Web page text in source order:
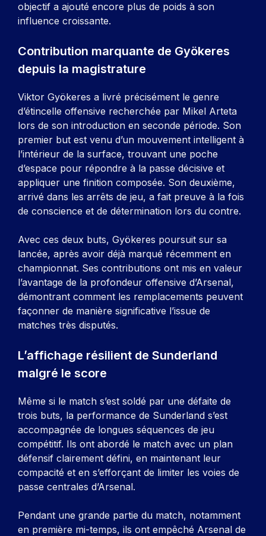
objectif a ajouté encore plus de poids à son
influence croissante.
Contribution marquante de Gyökeres
depuis la magistrature
Viktor Gyökeres a livré précisément le genre
d’étincelle offensive recherchée par Mikel Arteta
lors de son introduction en seconde période. Son
premier but est venu d’un mouvement intelligent à
l’intérieur de la surface, trouvant une poche
d’espace pour répondre à la passe décisive et
appliquer une finition composée. Son deuxième,
arrivé dans les arrêts de jeu, a fait preuve à la fois
de conscience et de détermination lors du contre.
Avec ces deux buts, Gyökeres poursuit sur sa
lancée, après avoir déjà marqué récemment en
championnat. Ses contributions ont mis en valeur
l’avantage de la profondeur offensive d’Arsenal,
démontrant comment les remplacements peuvent
façonner de manière significative l’issue de
matches très disputés.
L’affichage résilient de Sunderland
malgré le score
Même si le match s’est soldé par une défaite de
trois buts, la performance de Sunderland s’est
accompagnée de longues séquences de jeu
compétitif. Ils ont abordé le match avec un plan
défensif clairement défini, en maintenant leur
compacité et en s’efforçant de limiter les voies de
passe centrales d’Arsenal.
Pendant une grande partie du match, notamment
en première mi-temps, ils ont empêché Arsenal de